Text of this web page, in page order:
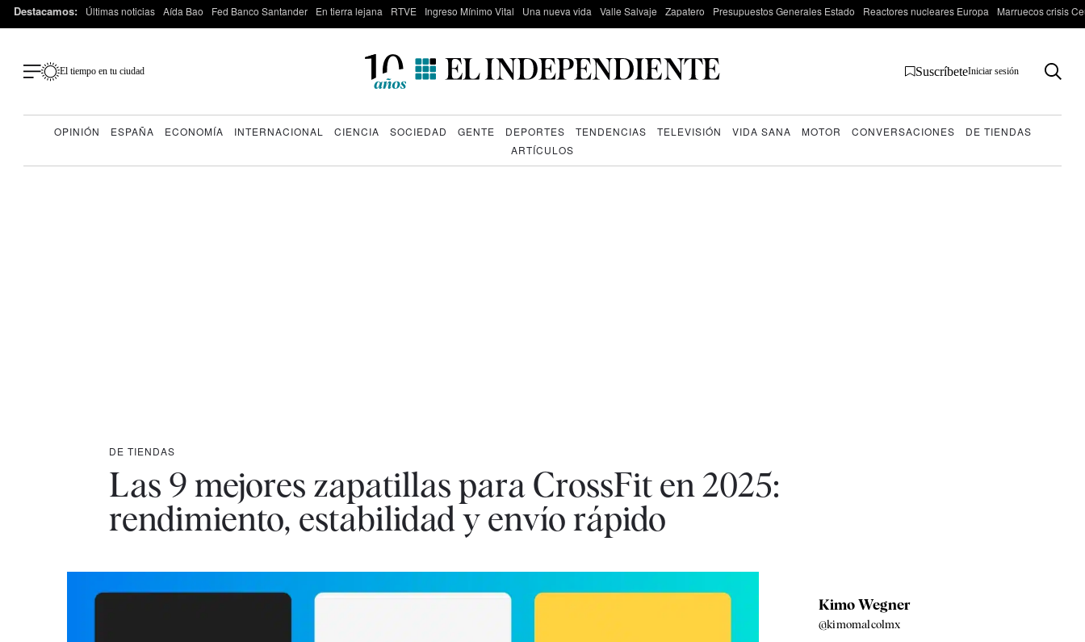
Destacamos: Últimas noticias Aída Bao Fed Banco Santander En tierra lejana RTVE Ingreso Mínimo Vital Una nueva vida Valle Salvaje Zapatero Presupuestos Generales Estado Reactores nucleares Europa Marruecos crisis
El tiempo en tu ciudad SuscríbeteIniciar sesión
OPINIÓN ESPAÑA ECONOMÍA INTERNACIONAL CIENCIA SOCIEDAD GENTE DEPORTES TENDENCIAS TELEVISIÓN VIDA SANA MOTOR CONVERSACIONES
DE TIENDAS
ARTÍCULOS
DE TIENDAS
Las 9 mejores zapatillas para CrossFit en 2025:
rendimiento, estabilidad y envío rápido
Kimo Wegner
@kimomalcolmx